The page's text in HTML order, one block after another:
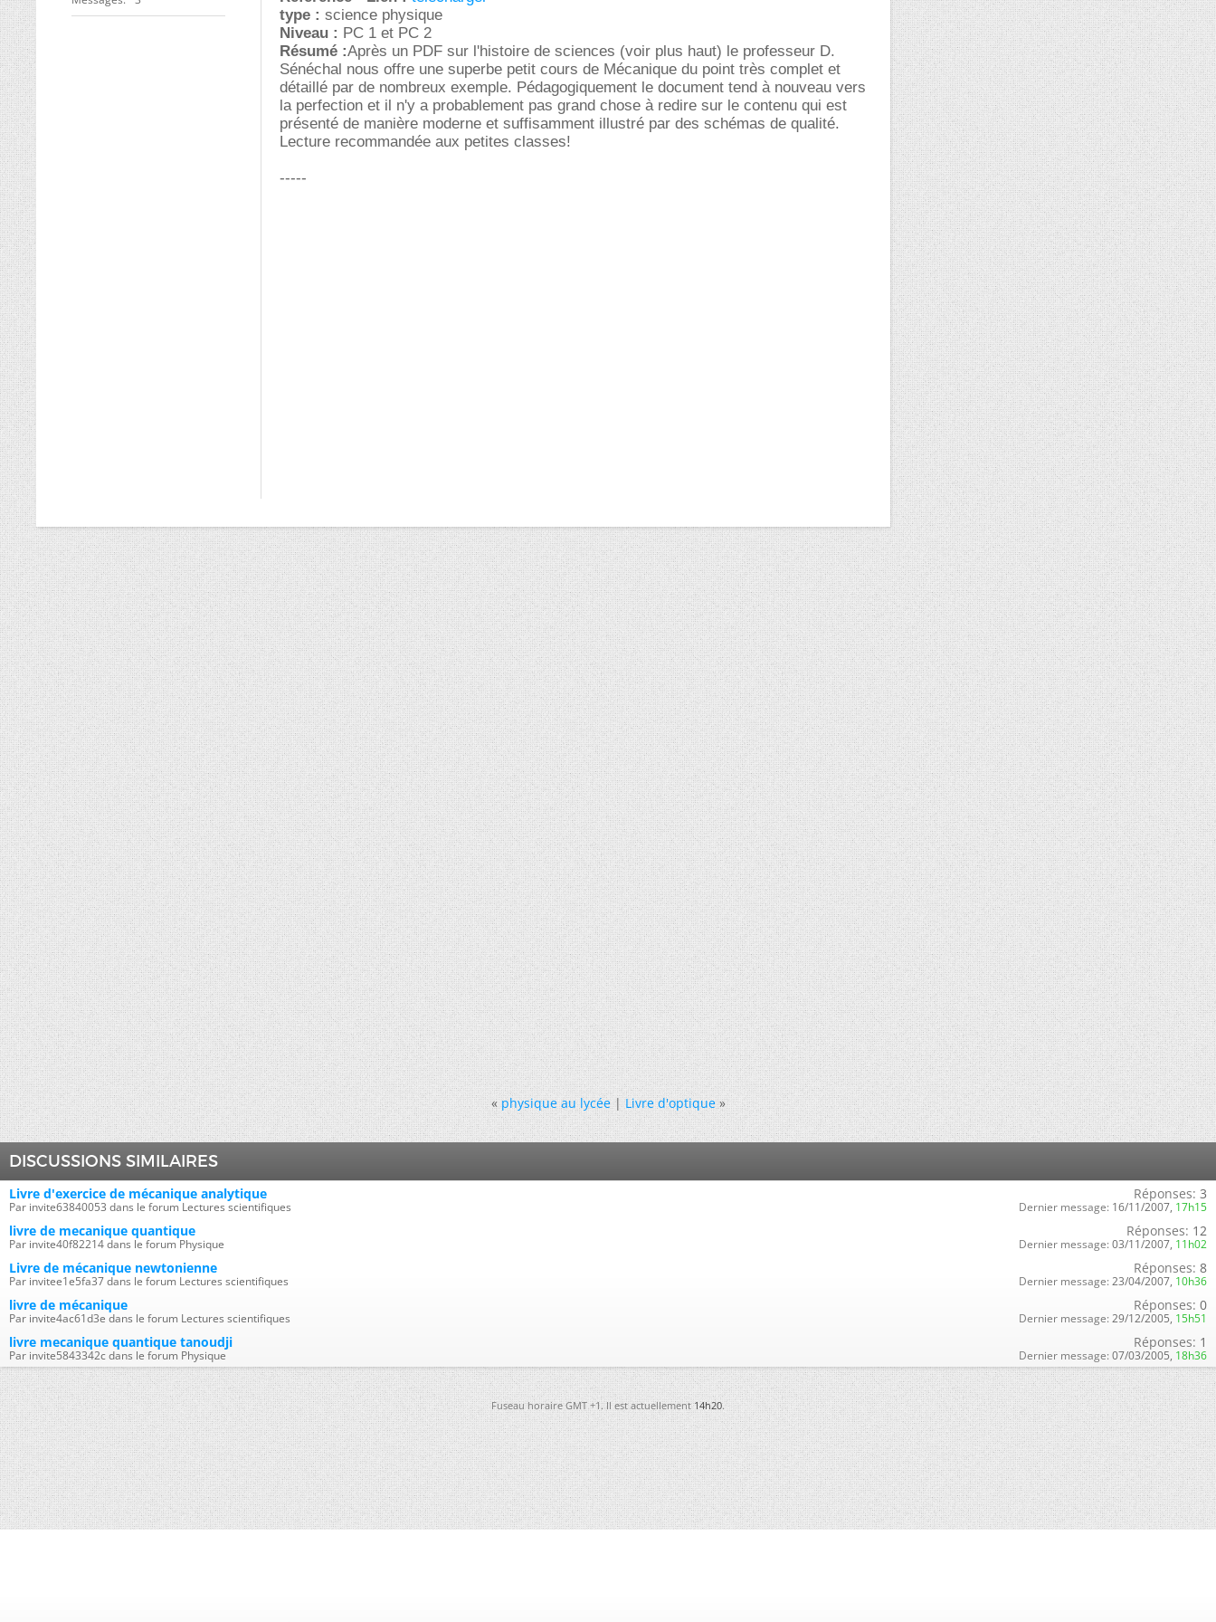
type : science physique
Niveau : PC 1 et PC 2
Résumé :Après un PDF sur l'histoire de sciences (voir plus haut) le professeur D.
Sénéchal nous offre une superbe petit cours de Mécanique du point très complet et
détaillé par de nombreux exemple. Pédagogiquement le document tend à nouveau vers
la perfection et il n'y a probablement pas grand chose à redire sur le contenu qui est
présenté de manière moderne et suffisamment illustré par des schémas de qualité.
Lecture recommandée aux petites classes!
-----
« physique au lycée|Livre d'optique »
DISCUSSIONS SIMILAIRES
Livre d'exercice de mécanique analytique
Par invite63840053 dans le forum Lectures scientifiques
Réponses: 3
Dernier message: 16/11/2007, 17h15
livre de mecanique quantique
Par invite40f82214 dans le forum Physique
Réponses: 12
Dernier message: 03/11/2007, 11h02
Livre de mécanique newtonienne
Par invitee1e5fa37 dans le forum Lectures scientifiques
Réponses: 8
Dernier message: 23/04/2007, 10h36
livre de mécanique
Par invite4ac61d3e dans le forum Lectures scientifiques
Réponses: 0
Dernier message: 29/12/2005, 15h51
livre mecanique quantique tanoudji
Par invite5843342c dans le forum Physique
Réponses: 1
Dernier message: 07/03/2005, 18h36
Fuseau horaire GMT +1. Il est actuellement14h20.